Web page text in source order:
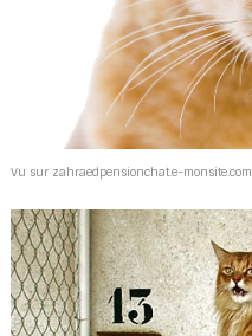
Vu sur zahraedpensionchat.e-monsite.com